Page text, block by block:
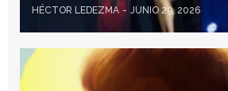
HÉCTOR LEDEZMA JUNIO 29, 2026